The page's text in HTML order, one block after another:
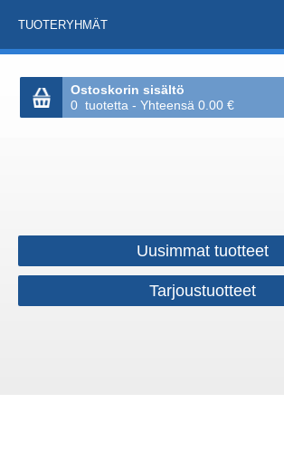
TUOTERYHMÄT
Ostoskorin sisältö
0 tuotetta - Yhteensä 0.00 €
Uusimmat tuotteet
Tarjoustuotteet